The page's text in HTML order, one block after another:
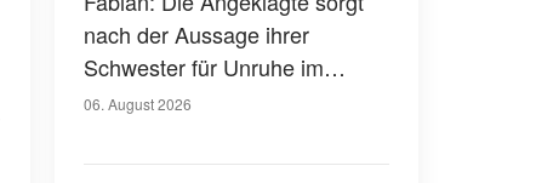
nach der Aussage ihrer
Schwester für Unruhe im
Gerichtssaal – was ist
06. August 2026